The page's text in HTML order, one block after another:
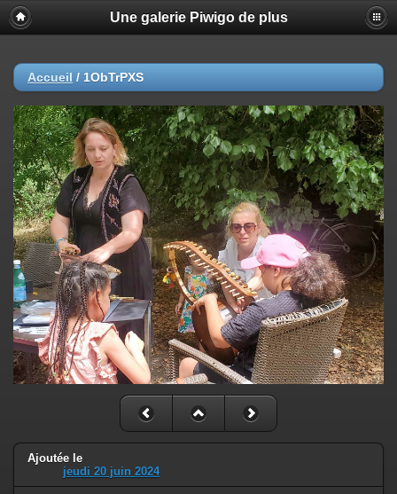
Une galerie Piwigo de plus
Accueil / 1ObTrPXS
Ajoutée le
jeudi 20 juin 2024